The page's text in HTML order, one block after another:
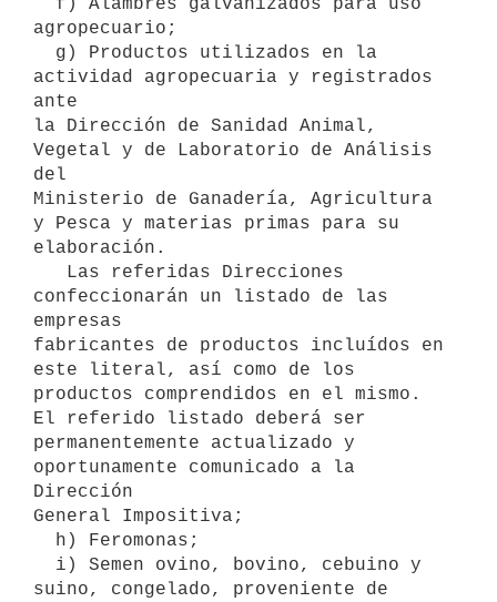
agropecuario;
actividad agropecuaria y registrados
ante
la Dirección de Sanidad Animal,
Vegetal y de Laboratorio de Análisis
del
Ministerio de Ganadería, Agricultura
y Pesca y materias primas para su
elaboración.
confeccionarán un listado de las
empresas
fabricantes de productos incluídos en
este literal, así como de los
productos comprendidos en el mismo.
El referido listado deberá ser
permanentemente actualizado y
oportunamente comunicado a la
Dirección
General Impositiva;
suino, congelado, proveniente de